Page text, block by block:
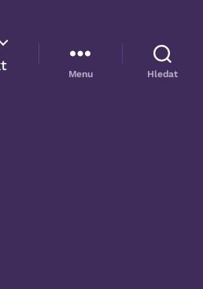
Menu Hledat